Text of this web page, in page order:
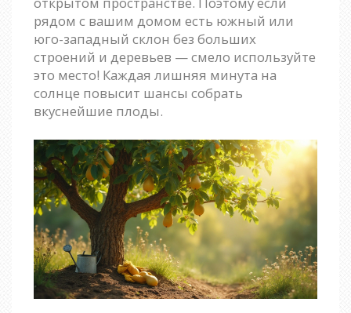
рядом с вашим домом есть южный или
юго-западный склон без больших
строений и деревьев — смело используйте
это место! Каждая лишняя минута на
солнце повысит шансы собрать
вкуснейшие плоды.